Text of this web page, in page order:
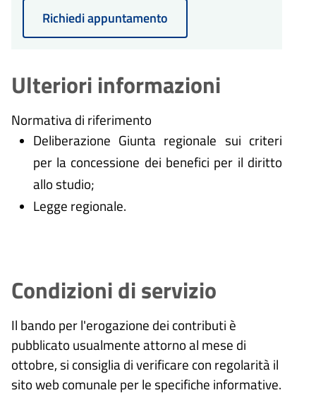
Richiedi appuntamento
Ulteriori informazioni
Normativa di riferimento
Deliberazione Giunta regionale sui criteri
per la concessione dei benefici per il diritto
allo studio;
Legge regionale.
Condizioni di servizio
Il bando per l'erogazione dei contributi è
pubblicato usualmente attorno al mese di
ottobre, si consiglia di verificare con regolarità il
sito web comunale per le specifiche informative.